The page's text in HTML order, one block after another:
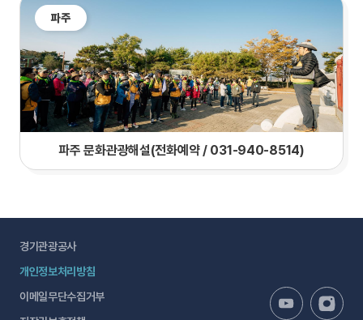
파주
파주 문화관광해설(전화예약 / 031-940-8514)
경기관광공사
개인정보처리방침
이메일무단수집거부